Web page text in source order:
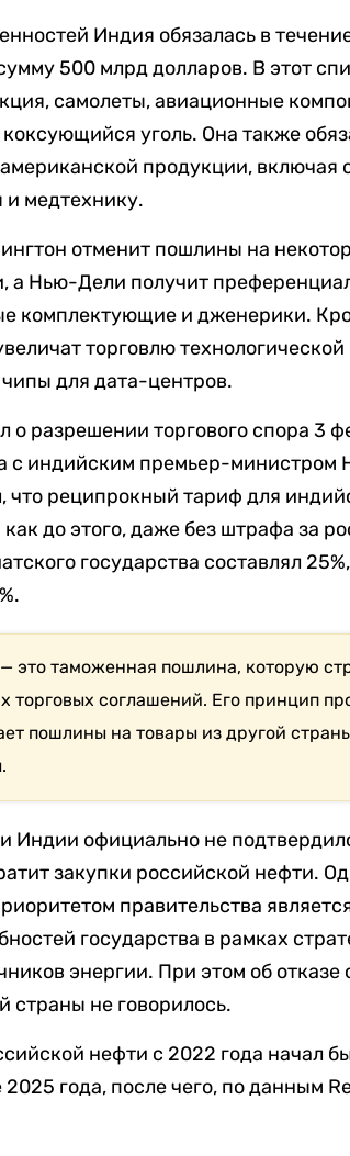
Индия обязалась в
500 млрд долларов. В этот
самолеты, авиационные
уголь. Она также
продукции, включая
медтехнику.
отменит пошлины на
а Нью-Дели получит
комплектующие и дженерики.
торговлю
для дата-центров.
о разрешении торгового спора 3
с индийским премьер-министром
что реципрокный тариф для
как до этого, даже без штрафа за
государства составлял
это таможенная пошлина, которую
торговых соглашений. Его принцип
пошлины на товары из другой
Индии официально не
закупки российской нефти.
правительства
государства в рамках
энергии. При этом об отказе
страны не говорилось.
нефти с 2022 года начал
года, после чего, по данным